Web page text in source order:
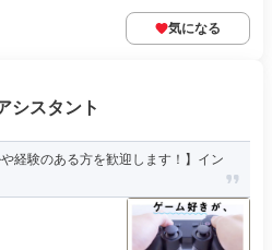
気になる
シスタント
経験のある方を歓迎します！】イン